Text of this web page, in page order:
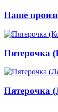
Наше
Пятерочка
Пятерочка